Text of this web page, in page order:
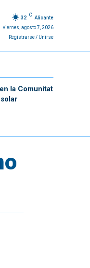
32
C
Alicante
viernes, agosto 7, 2026
Registrarse / Unirse
la Comunitat